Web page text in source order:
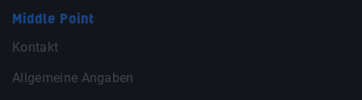
Middle Point
Kontakt
Allgemeine Angaben